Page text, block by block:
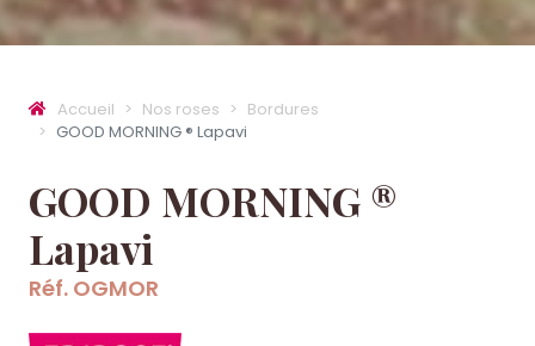
Accueil Nos roses
Bordures
GOOD MORNING ® Lapavi
GOOD MORNING ®
Lapavi
Réf. OGMOR